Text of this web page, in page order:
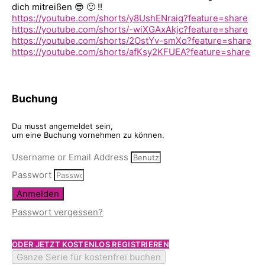
dich mitreißen 😎 🙂 !!
https://youtube.com/shorts/y8UshENraig?feature=share
https://youtube.com/shorts/-wiXGAxAkjc?feature=share
https://youtube.com/shorts/2OstYv-smXo?feature=share
https://youtube.com/shorts/afKsy2KFUEA?feature=share
Buchung
Du musst angemeldet sein,
um eine Buchung vornehmen zu können.
Username or Email Address
Passwort
Anmelden
Passwort vergessen?
ODER JETZT KOSTENLOS REGISTRIEREN
Ganze Serie für kostenfrei buchen